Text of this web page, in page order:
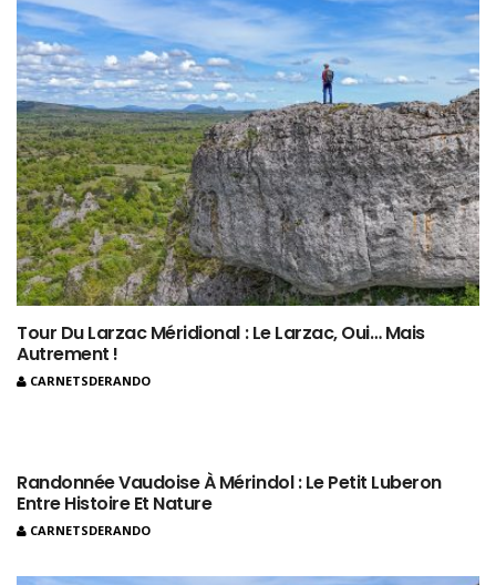
Tour Du Larzac Méridional : Le Larzac, Oui… Mais
Autrement !
CARNETSDERANDO
Randonnée Vaudoise À Mérindol : Le Petit Luberon
Entre Histoire Et Nature
CARNETSDERANDO